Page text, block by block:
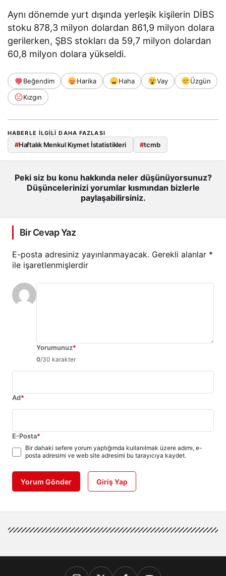
Aynı dönemde yurt dışında yerleşik kişilerin DİBS
stoku 878,3 milyon dolardan 861,9 milyon dolara
gerilerken, ŞBS stokları da 59,7 milyon dolardan
60,8 milyon dolara yükseldi.
Beğendim Harika Haha Vay
Üzgün
Kızgın
HABERLE ILGILI DAHA FAZLASI
#Haftalık Menkul Kıymet İstatistikleri #tcmb
Peki siz bu konu hakkında neler düşünüyorsunuz?
Düşüncelerinizi yorumlar kısmından bizlerle
paylaşabilirsiniz.
Bir Cevap Yaz
E-posta adresiniz yayınlanmayacak. Gerekli alanlar *
ile işaretlenmişlerdir
Yorumunuz*
0/30 karakter
Ad*
E-Posta*
Bir dahaki sefere yorum yaptığımda kullanılmak üzere adımı, e-
posta adresimi ve web site adresimi bu tarayıcıya kaydet.
Yorum Gönder Giriş Yap